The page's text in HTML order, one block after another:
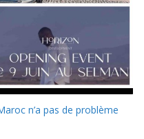
n’a pas de problème